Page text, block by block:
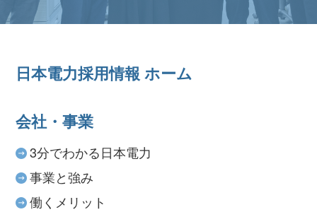
日本電力採用情報 ホーム
会社・事業
3分でわかる日本電力
事業と強み
働くメリット